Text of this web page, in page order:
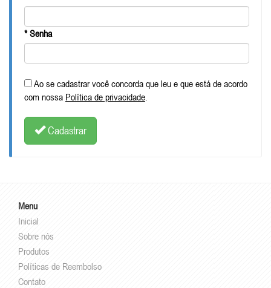
* Senha
Ao se cadastrar você concorda que leu e que está de acordo
com nossa Política de privacidade
Cadastrar
Menu
Inicial
Sobre nós
Produtos
Políticas de Reembolso
Contato